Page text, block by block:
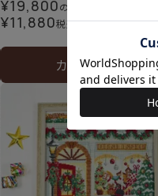
¥19,800のところ
¥11,880税込
カートに入れる